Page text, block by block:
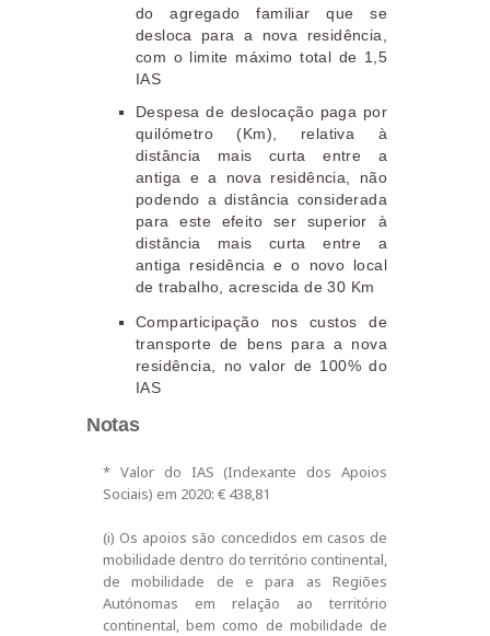
do agregado familiar que se
desloca para a nova residência,
com o limite máximo total de 1,5
IAS
Despesa de deslocação paga por
quilómetro (Km), relativa à
distância mais curta entre a
antiga e a nova residência, não
podendo a distância considerada
para este efeito ser superior à
distância mais curta entre a
antiga residência e o novo local
de trabalho, acrescida de 30 Km
Comparticipação nos custos de
transporte de bens para a nova
residência, no valor de 100% do
IAS
Notas
* Valor do IAS (Indexante dos Apoios
Sociais) em 2020: € 438,81
(i) Os apoios são concedidos em casos de
mobilidade dentro do território continental,
de mobilidade de e para as Regiões
Autónomas em relação ao território
continental, bem como de mobilidade de